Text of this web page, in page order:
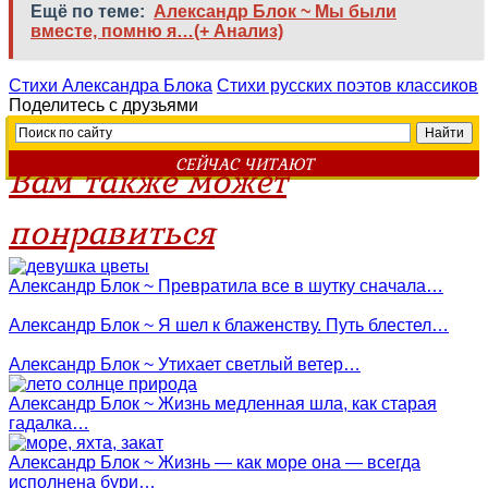
Ещё по теме: Александр Блок ~ Мы были
вместе, помню я…(+ Анализ)
Стихи Александра Блока Стихи русских поэтов классиков
Поделитесь с друзьями
СЕЙЧАС ЧИТАЮТ
Вам также может
понравиться
Александр Блок ~ Превратила все в шутку сначала…
Александр Блок ~ Я шел к блаженству. Путь блестел…
Александр Блок ~ Утихает светлый ветер…
Александр Блок ~ Жизнь медленная шла, как старая
гадалка…
Александр Блок ~ Жизнь — как море она — всегда
исполнена бури…